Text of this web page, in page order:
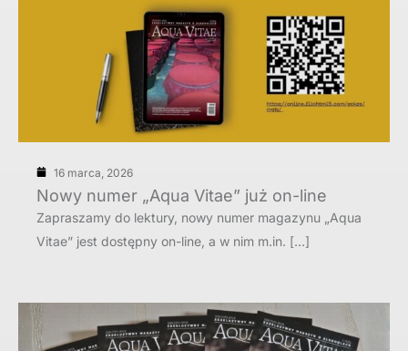
16 marca, 2026
Nowy numer „Aqua Vitae” już on-line
Zapraszamy do lektury, nowy numer magazynu „Aqua
Vitae” jest dostępny on-line, a w nim m.in. […]